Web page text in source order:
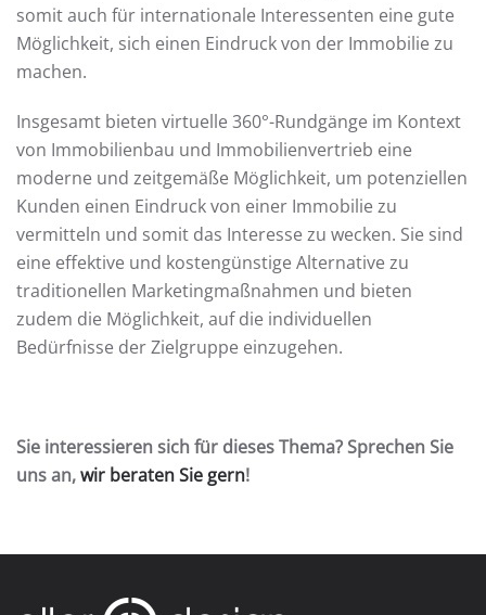
somit auch für internationale Interessenten eine gute
Möglichkeit, sich einen Eindruck von der Immobilie zu
machen.
Insgesamt bieten virtuelle 360°-Rundgänge im Kontext
von Immobilienbau und Immobilienvertrieb eine
moderne und zeitgemäße Möglichkeit, um potenziellen
Kunden einen Eindruck von einer Immobilie zu
vermitteln und somit das Interesse zu wecken. Sie sind
eine effektive und kostengünstige Alternative zu
traditionellen Marketingmaßnahmen und bieten
zudem die Möglichkeit, auf die individuellen
Bedürfnisse der Zielgruppe einzugehen.
Sie interessieren sich für dieses Thema? Sprechen Sie
uns an,wir beraten Sie gern!